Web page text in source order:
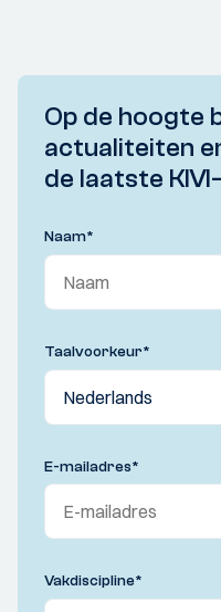
Op de hoogte
actualiteiten
de laatste
Naam*
Taalvoorkeur*
E-mailadres*
Vakdiscipline*